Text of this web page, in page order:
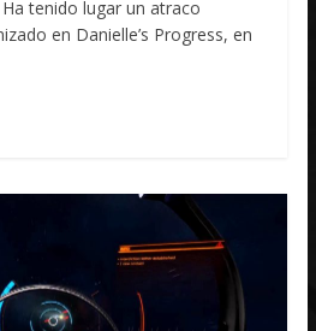
tenido lugar un atraco
en Danielle’s Progress, en